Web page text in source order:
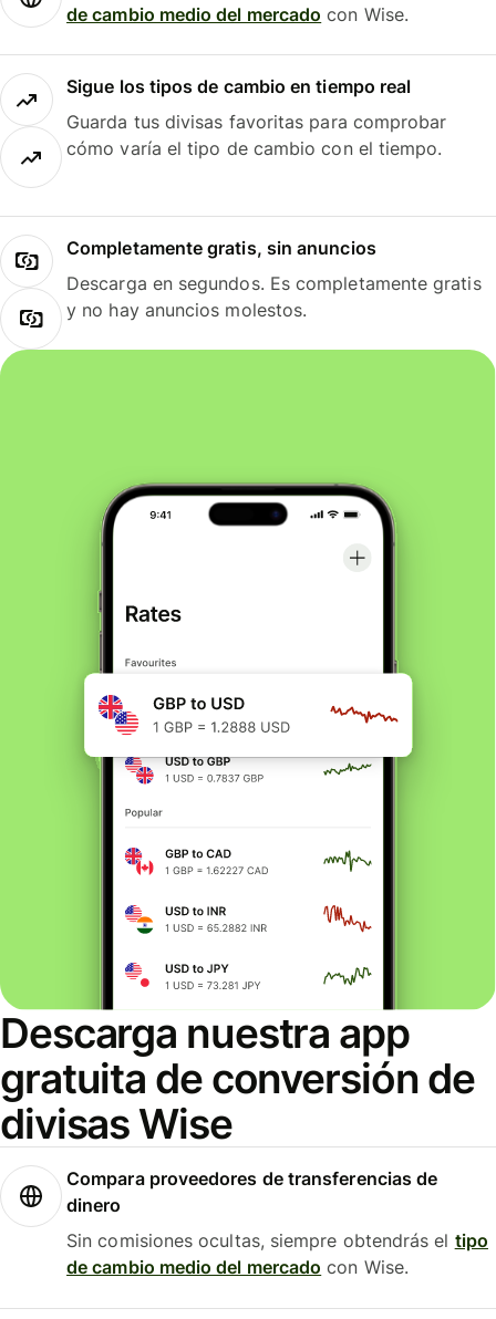
de cambio medio del mercado con Wise.
Sigue los tipos de cambio en tiempo real
Guarda tus divisas favoritas para comprobar
cómo varía el tipo de cambio con el tiempo.
Completamente gratis, sin anuncios
Descarga en segundos. Es completamente gratis
y no hay anuncios molestos.
Descarga nuestra app
gratuita de conversión de
divisas Wise
Compara proveedores de transferencias de
dinero
Sin comisiones ocultas, siempre obtendrás el tipo
de cambio medio del mercado con Wise.